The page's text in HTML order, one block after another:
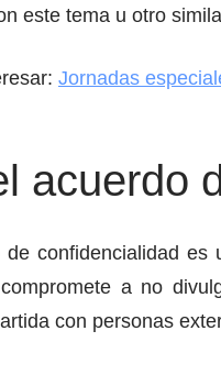
este tema u otro
Jornadas
acuerdo
confidencialidad
a no
con personas